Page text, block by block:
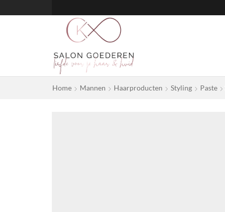
Home Mannen Haarproducten Styling Paste